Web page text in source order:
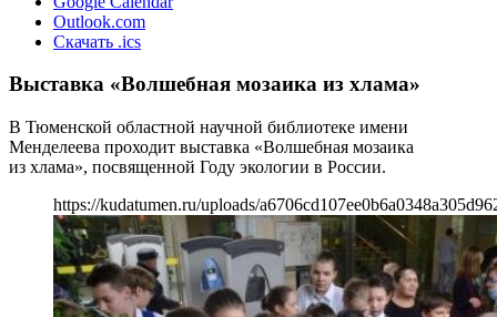
Outlook.com
Скачать .ics
Выставка «Волшебная мозаика из хлама»
В Тюменской областной научной библиотеке имени
Менделеева проходит выставка «Волшебная мозаика
из хлама», посвященной Году экологии в России.
https://kudatumen.ru/uploads/